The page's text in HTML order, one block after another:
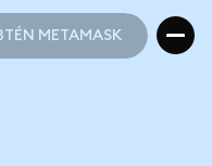
METAMASK